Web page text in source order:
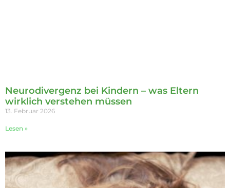
Neurodivergenz bei Kindern – was Eltern
wirklich verstehen müssen
13. Februar 2026
Lesen »